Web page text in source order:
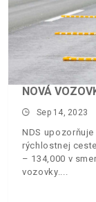
NOVÁ
Sep 14, 2023
NDS
rýchlostnej
– 134,000 v
vozovky.